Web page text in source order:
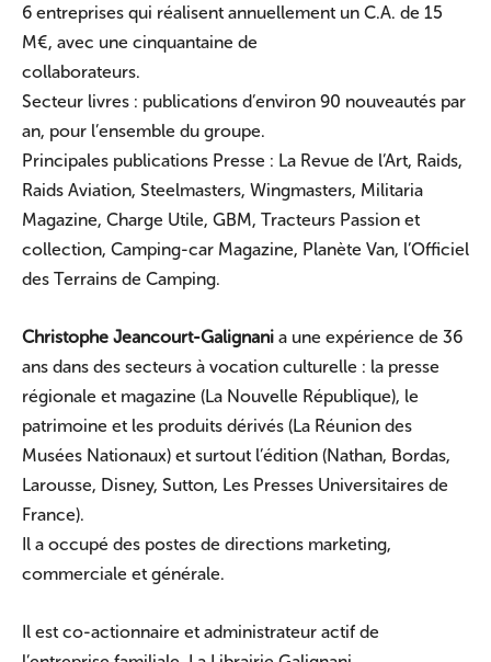
6 entreprises qui réalisent annuellement un C.A. de 15
M€, avec une cinquantaine de
collaborateurs.
Secteur livres : publications d’environ 90 nouveautés par
an, pour l’ensemble du groupe.
Principales publications Presse : La Revue de l’Art, Raids,
Raids Aviation, Steelmasters, Wingmasters, Militaria
Magazine, Charge Utile, GBM, Tracteurs Passion et
collection, Camping-car Magazine, Planète Van, l’Officiel
des Terrains de Camping.
Christophe Jeancourt-Galignani a une expérience de 36
ans dans des secteurs à vocation culturelle : la presse
régionale et magazine (La Nouvelle République), le
patrimoine et les produits dérivés (La Réunion des
Musées Nationaux) et surtout l’édition (Nathan, Bordas,
Larousse, Disney, Sutton, Les Presses Universitaires de
France).
Il a occupé des postes de directions marketing,
commerciale et générale.
Il est co-actionnaire et administrateur actif de